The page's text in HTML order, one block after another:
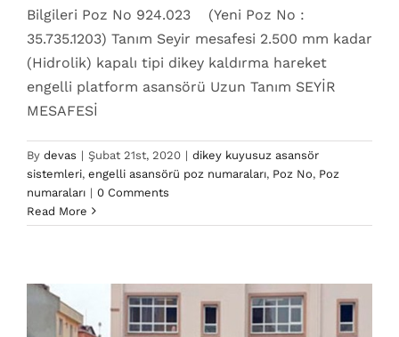
Bilgileri Poz No 924.023 (Yeni Poz No :
35.735.1203) Tanım Seyir mesafesi 2.500 mm kadar
(Hidrolik) kapalı tipi dikey kaldırma hareket
engelli platform asansörü Uzun Tanım SEYİR
MESAFESİ
By devas | Şubat 21st, 2020 | dikey kuyusuz asansör
sistemleri, engelli asansörü poz numaraları, Poz No, Poz
numaraları | 0 Comments
Read More
924.022 Poz No
dikey kuyusuz asansör sistemleri
poz numaraları Poz No Poz numaraları